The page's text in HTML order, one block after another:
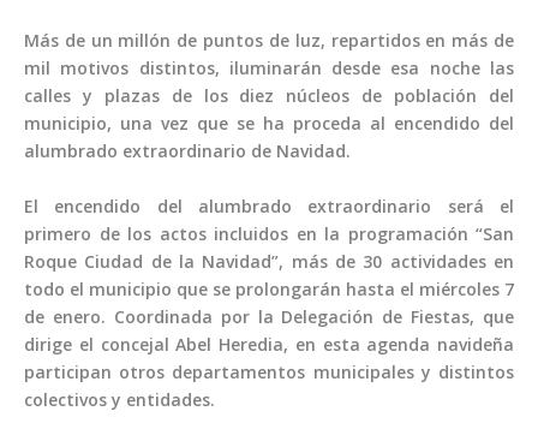
Más de un millón de puntos de luz, repartidos en más de
mil motivos distintos, iluminarán desde esa noche las
calles y plazas de los diez núcleos de población del
municipio, una vez que se ha proceda al encendido del
alumbrado extraordinario de Navidad.
El encendido del alumbrado extraordinario será el
primero de los actos incluidos en la programación “San
Roque Ciudad de la Navidad”, más de 30 actividades en
todo el municipio que se prolongarán hasta el miércoles 7
de enero. Coordinada por la Delegación de Fiestas, que
dirige el concejal Abel Heredia, en esta agenda navideña
participan otros departamentos municipales y distintos
colectivos y entidades.